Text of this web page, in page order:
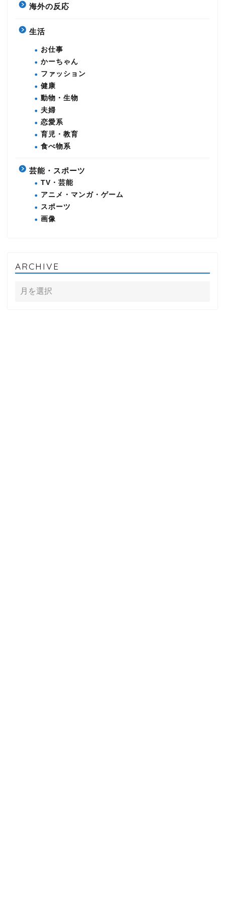
海外の反応
生活
お仕事
かーちゃん
ファッション
健康
動物・生物
夫婦
恋愛系
育児・教育
食べ物系
芸能・スポーツ
TV・芸能
アニメ・マンガ・ゲーム
スポーツ
画像
ARCHIVE